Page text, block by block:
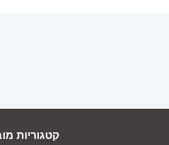
קטגוריות